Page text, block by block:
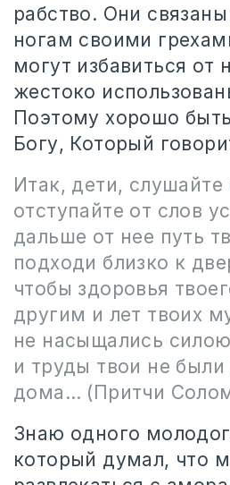
рабство. Они
ногам своими
могут избавиться от
жестоко
Поэтому хорошо
Богу, Который
Итак, дети,
отступайте от слов
дальше от нее путь
подходи близко к
чтобы здоровья
другим и лет твоих
не насыщались
и труды твои не
дома… (Притчи
Знаю одного
который думал, что